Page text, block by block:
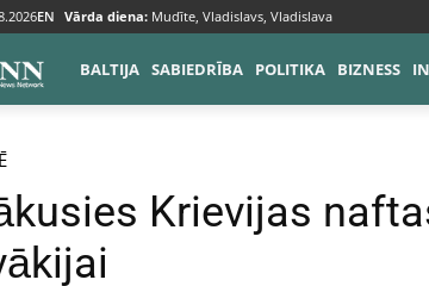
EN Vārda diena: Mudīte, Vladislavs, Vladislava
BALTIJA SABIEDRĪBA POLITIKA BIZNESS
Krievijas